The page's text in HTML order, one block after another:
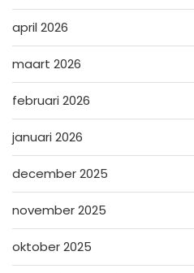
april 2026
maart 2026
februari 2026
januari 2026
december 2025
november 2025
oktober 2025